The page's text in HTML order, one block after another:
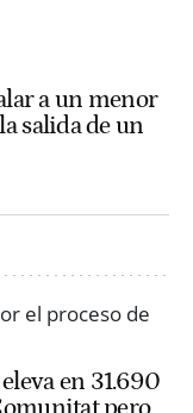
a un menor
salida de un
en 31.690